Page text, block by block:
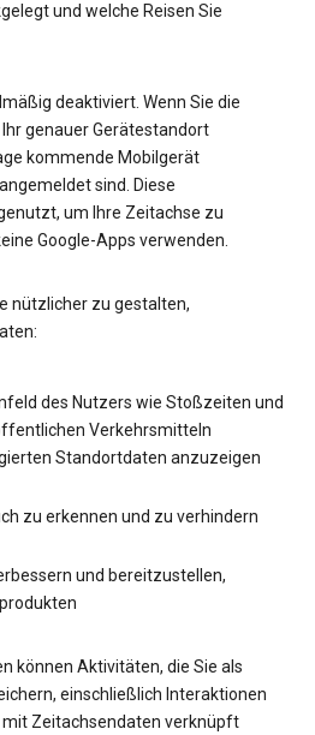
und welche Reisen Sie
deaktiviert. Wenn Sie die
genauer Gerätestandort
kommende Mobilgerät
sind. Diese
um Ihre Zeitachse zu
Google-Apps verwenden.
nützlicher zu gestalten,
des Nutzers wie Stoßzeiten und
Verkehrsmitteln
Standortdaten anzuzeigen
zu erkennen und zu verhindern
und bereitzustellen,
können Aktivitäten, die Sie als
einschließlich Interaktionen
Zeitachsendaten verknüpft